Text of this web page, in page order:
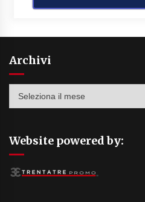
Archivi
Website powered by: